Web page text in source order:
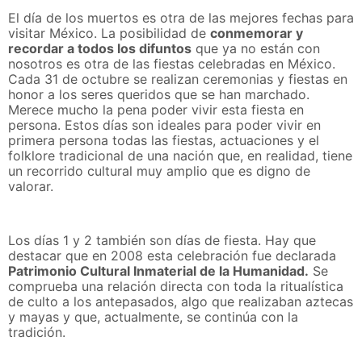
El día de los muertos es otra de las mejores fechas para
visitar México. La posibilidad de conmemorar y
recordar a todos los difuntos que ya no están con
nosotros es otra de las fiestas celebradas en México.
Cada 31 de octubre se realizan ceremonias y fiestas en
honor a los seres queridos que se han marchado.
Merece mucho la pena poder vivir esta fiesta en
persona. Estos días son ideales para poder vivir en
primera persona todas las fiestas, actuaciones y el
folklore tradicional de una nación que, en realidad, tiene
un recorrido cultural muy amplio que es digno de
valorar.
Los días 1 y 2 también son días de fiesta. Hay que
destacar que en 2008 esta celebración fue declarada
Patrimonio Cultural Inmaterial de la Humanidad. Se
comprueba una relación directa con toda la ritualística
de culto a los antepasados, algo que realizaban aztecas
y mayas y que, actualmente, se continúa con la
tradición.